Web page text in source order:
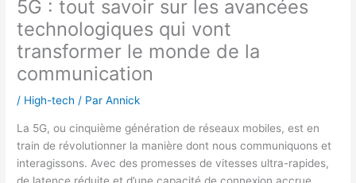
5G : tout savoir sur les avancées
technologiques qui vont
transformer le monde de la
communication
/ High-tech / ParAnnick
La 5G, ou cinquième génération de réseaux mobiles, est en
train de révolutionner la manière dont nous communiquons et
interagissons. Avec des promesses de vitesses ultra-rapides,